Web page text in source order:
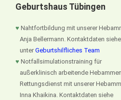
Geburtshaus Tübingen
♥ Nahtfortbildung mit unserer
Anja Bellermann. Kontaktdaten siehe
unterGeburtshilfliches Team
♥ Notfallsimulationstraining für
außerklinisch arbeitende
Rettungsdienst mit unserer
Inna Khaikina. Kontaktdaten siehe